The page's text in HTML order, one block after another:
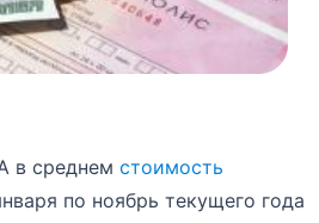
в среднем стоимость
по ноябрь текущего года